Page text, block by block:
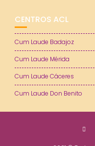
CENTROS ACL
Cum Laude Badajoz
Cum Laude Mérida
Cum Laude Cáceres
Cum Laude Don Benito